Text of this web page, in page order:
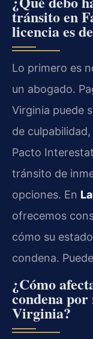
tránsito en
licencia es
Lo primero es
un abogado.
Virginia puede
de
Pacto
tránsito de
opciones. En
ofrecemos
cómo su
condena.
¿Cómo
condena
Virginia?